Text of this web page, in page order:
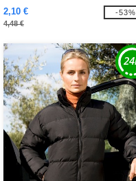
2,10 €
4,48 €
-53%